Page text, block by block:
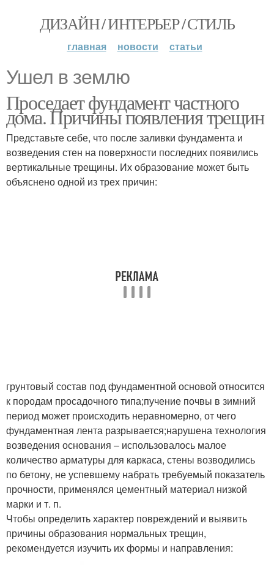
ДИЗАЙН / ИНТЕРЬЕР / СТИЛЬ
главная новости статьи
Ушел в землю
Проседает фундамент частного
дома. Причины появления трещин
Представьте себе, что после заливки фундамента и
возведения стен на поверхности последних появились
вертикальные трещины. Их образование может быть
объяснено одной из трех причин:
грунтовый состав под фундаментной основой относится
к породам просадочного типа;пучение почвы в зимний
период может происходить неравномерно, от чего
фундаментная лента разрывается;нарушена технология
возведения основания – использовалось малое
количество арматуры для каркаса, стены возводились
по бетону, не успевшему набрать требуемый показатель
прочности, применялся цементный материал низкой
марки и т. п.
Чтобы определить характер повреждений и выявить
причины образования нормальных трещин,
рекомендуется изучить их формы и направления: